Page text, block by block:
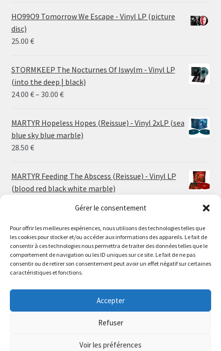
Gérer le consentement
Pour offrir les meilleures expériences, nous utilisons des technologies telles que
les cookies pour stocker et/ou accéder aux informations des appareils. Le fait de
consentir à ces technologies nous permettra de traiter des données telles que le
comportement de navigation ou les ID uniques sur ce site. Le fait de ne pas
consentir ou de retirer son consentement peut avoir un effet négatif sur certaines
caractéristiques et fonctions.
Accepter
Refuser
Voir les préférences
Le magasin de Lyon sera fermé du 30 juillet au 17 août
inclus. Les commandes seront expédiées à partir du 18
The physical record shop will be closed from july 30th to
august 17th included. Online orders will start shipping on
august 18th.
HO99O9 Tomorrow We Escape - Vinyl LP (picture
disc)
25.00 €
STORMKEEP The Nocturnes Of Iswylm - Vinyl LP
(into the deep | black)
24.00 €– 30.00 €Price
24.00 €
through
MARTYR Hopeless Hopes (Reissue) - Vinyl 2xLP (sea
blue sky blue marble)
28.50 €
MARTYR Feeding The Abscess (Reissue) - Vinyl LP
(blood red black white marble)
MARTYR Warp Zone (Reissue) - Vinyl LP (swamp
green orange marble)
23.00€